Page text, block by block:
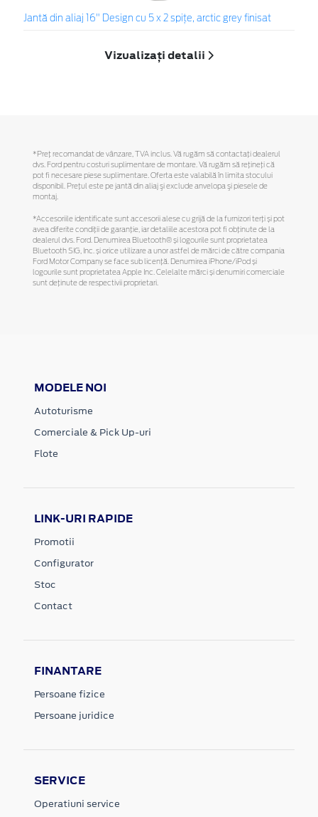
Jantă din aliaj 16" Design cu 5 x 2 spiţe, arctic grey finisat
Vizualizați detalii
*Preţ recomandat de vânzare, TVA inclus. Vă rugăm să contactaţi dealerul
dvs. Ford pentru costuri suplimentare de montare. Vă rugăm să reţineţi că
pot fi necesare piese suplimentare. Oferta este valabilă în limita stocului
disponibil. Preţul este pe jantă din aliaj şi exclude anvelopa şi piesele de
montaj.
*Accesoriile identificate sunt accesorii alese cu grijă de la furnizori terți și pot
avea diferite condiții de garanție, iar detaliile acestora pot fi obținute de la
dealerul dvs. Ford. Denumirea Bluetooth® și logourile sunt proprietatea
Bluetooth SIG, Inc. și orice utilizare a unor astfel de mărci de către compania
Ford Motor Company se face sub licență. Denumirea iPhone/iPod și
logourile sunt proprietatea Apple Inc. Celelalte mărci și denumiri comerciale
sunt deținute de respectivii proprietari.
MODELE NOI
Autoturisme
Comerciale & Pick Up-uri
Flote
LINK-URI RAPIDE
Promotii
Configurator
Stoc
Contact
FINANTARE
Persoane fizice
Persoane juridice
SERVICE
Operatiuni service